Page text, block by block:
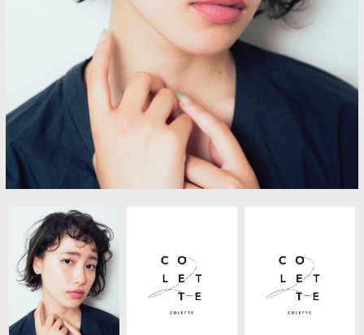
クーポン
Q&A
フレンドシップ
お問い合わせ